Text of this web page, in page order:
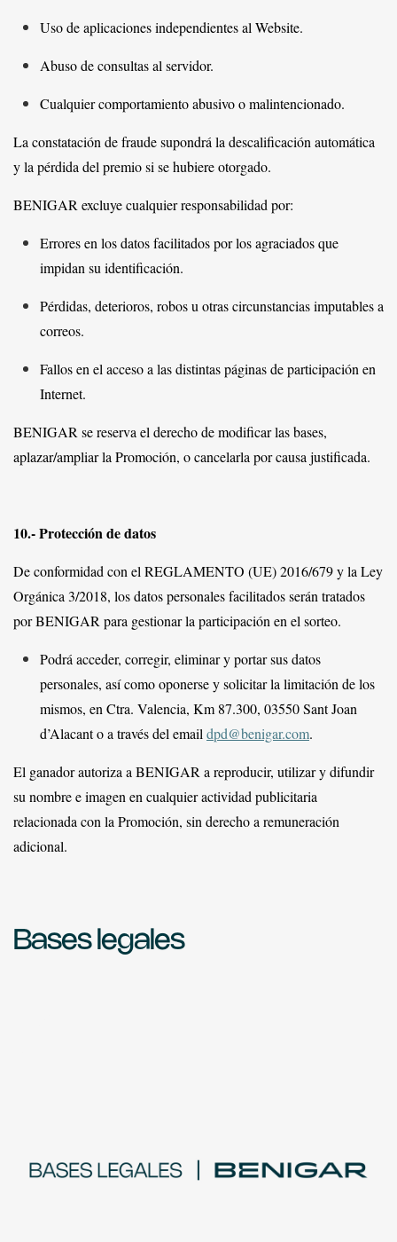
Uso de aplicaciones independientes al Website.
Abuso de consultas al servidor.
Cualquier comportamiento abusivo o malintencionado.
La constatación de fraude supondrá la descalificación automática
y la pérdida del premio si se hubiere otorgado.
BENIGAR excluye cualquier responsabilidad por:
Errores en los datos facilitados por los agraciados que
impidan su identificación.
Pérdidas, deterioros, robos u otras circunstancias imputables a
correos.
Fallos en el acceso a las distintas páginas de participación en
Internet.
BENIGAR se reserva el derecho de modificar las bases,
aplazar/ampliar la Promoción, o cancelarla por causa justificada.
10.- Protección de datos
De conformidad con el REGLAMENTO (UE) 2016/679 y la Ley
Orgánica 3/2018, los datos personales facilitados serán tratados
por BENIGAR para gestionar la participación en el sorteo.
Podrá acceder, corregir, eliminar y portar sus datos
personales, así como oponerse y solicitar la limitación de los
mismos, en Ctra. Valencia, Km 87.300, 03550 Sant Joan
d’Alacant o a través del emaildpd@benigar.com.
El ganador autoriza a BENIGAR a reproducir, utilizar y difundir
su nombre e imagen en cualquier actividad publicitaria
relacionada con la Promoción, sin derecho a remuneración
adicional.
Bases legales